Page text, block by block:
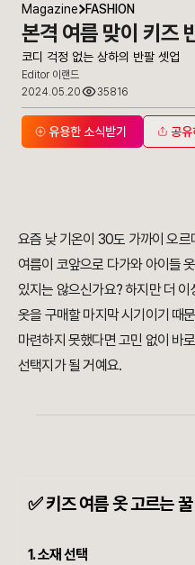
Magazine FASHION
본격 여름 맞이 키즈
코디 걱정 없는 상하의 반팔 셋업
Editor 이랜드
2024.05.20
35816
유용한 소식받기 공유
요즘 낮 기온이 30도 가까이 오
여름이 코앞으로 다가와 아이들
있지는 않으신가요? 하지만 더
옷을 구매할 마지막 시기이기 때
마련하지 못했다면 고민 없이 바
선택지가 될 거예요.
✅ 키즈 여름 옷 고르는
1. 소재 선택